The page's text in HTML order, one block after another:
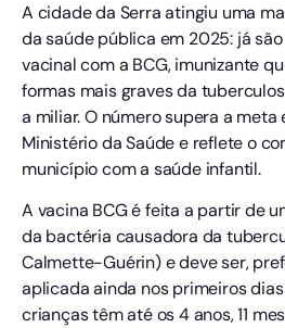
A cidade da Serra atingiu uma
da saúde pública em 2025: já são
vacinal com a BCG, imunizante
formas mais graves da
a miliar. O número supera a
Ministério da Saúde e reflete o
município com a saúde infantil.
A vacina BCG é feita a partir de
da bactéria causadora da
Calmette-Guérin) e deve ser,
aplicada ainda nos primeiros
crianças têm até os 4 anos, 11